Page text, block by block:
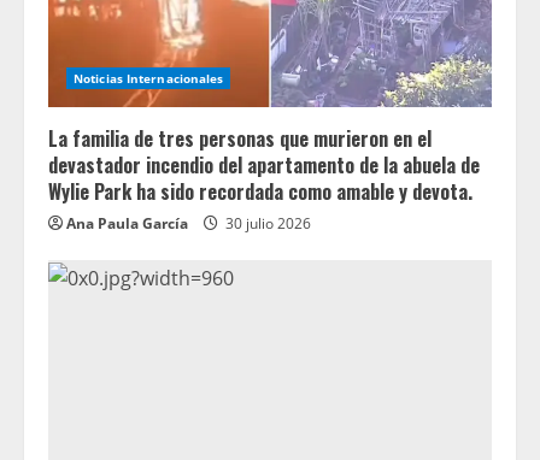
Noticias Internacionales
La familia de tres personas que murieron en el
devastador incendio del apartamento de la abuela de
Wylie Park ha sido recordada como amable y devota.
Ana Paula García 30 julio 2026